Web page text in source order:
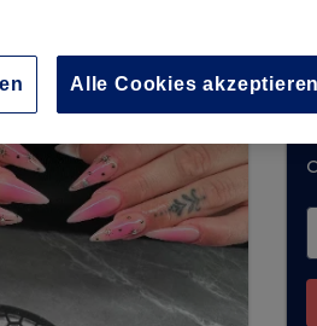
Treatwell entgegen.
Dort warten viele
Alle Cookies akzeptieren